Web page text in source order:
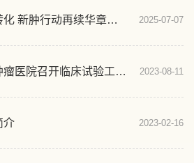
临床研究新质动能转化 新肿行动再续华章——2025年药物临床试验研究及评价培训会顺利召开 2025-07-07
新疆医科大学附属肿瘤医院召开临床试验工作推进会 2023-08-11
介 2023-02-16